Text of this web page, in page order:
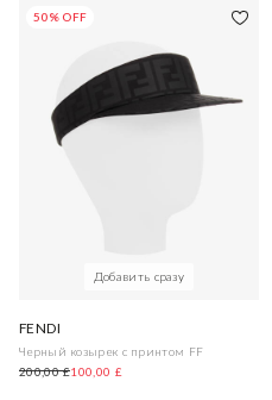
50% OFF
Добавить сразу
FENDI
Черный козырек с принтом FF
200,00 £100,00 £